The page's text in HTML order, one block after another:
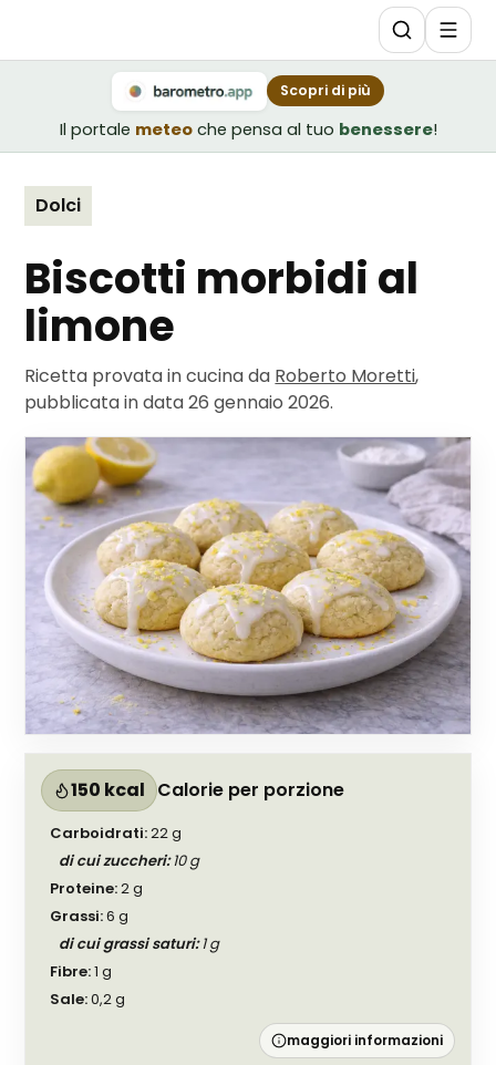
Il portale meteo che pensa al tuo benessere!
Scopri di più
Dolci
Biscotti morbidi al
limone
Ricetta provata in cucina da Roberto Moretti,
pubblicata in data26 gennaio 2026.
150 kcal Calorie per porzione
Carboidrati:22g
di cui zuccheri:10g
Proteine:2g
Grassi:6 g
di cui grassi saturi:1g
Fibre:1 g
Sale:0,2g
maggiori informazioni